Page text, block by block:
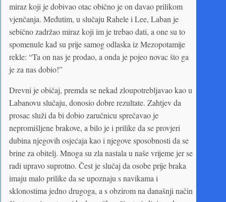
miraz koji je dobivao otac obično je on davao prilikom
vjenčanja. Međutim, u slučaju Rahele i Lee, Laban je
sebično zadržao miraz koji im je trebao dati, a one su to
spomenule kad su prije samog odlaska iz Mezopotamije
rekle: “Ta on nas je prodao, a onda je pojeo novac što ga
je za nas dobio!”
Drevni je običaj, premda se nekad zloupotrebljavao kao u
Labanovu slučaju, donosio dobre rezultate. Zahtjev da
prosac služi da bi dobio zaručnicu sprečavao je
nepromišljene brakove, a bilo je i prilike da se provjeri
dubina njegovih osjećaja kao i njegove sposobnosti da se
brine za obitelj. Mnoga su zla nastala u naše vrijeme jer se
radi upravo suprotno. Čest je slučaj da osobe prije braka
imaju malo prilike da se upoznaju s navikama i
sklonostima jedno drugoga, a s obzirom na današnji način